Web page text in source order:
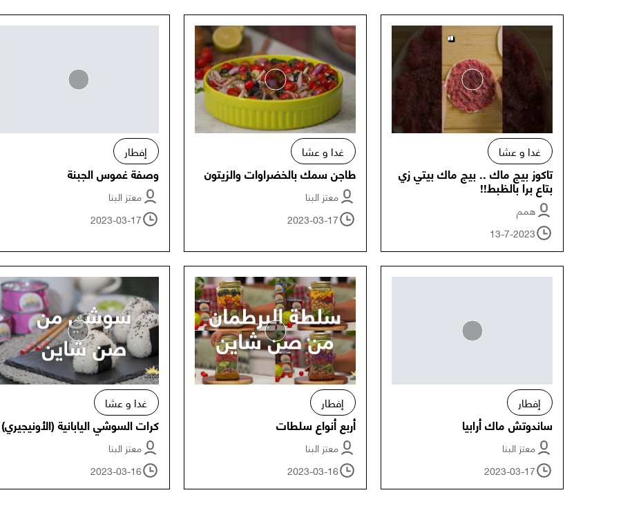
غدا و عشا
تاكوز بيج ماك .. بيج ماك بيتي زي
بتاع برا بالظبط!!
همم
13-7-2023
غدا و عشا
طاجن سمك بالخضراوات والزيتون
معتز البنا
2023-03-17
إفطار
وصفة غموس الجبنة
معتز البنا
2023-03-17
إفطار
ساندوتش ماك أرابيا
معتز البنا
2023-03-17
إفطار
أربع أنواع سلطات
معتز البنا
2023-03-16
غدا و عشا
كرات السوشي اليابانية (الأونيجيري)
معتز البنا
2023-03-16